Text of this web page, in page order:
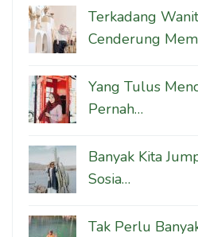
Terkadang
Cenderung
Yang Tulus
Pernah…
Banyak Kita
Sosia…
Tak Perlu